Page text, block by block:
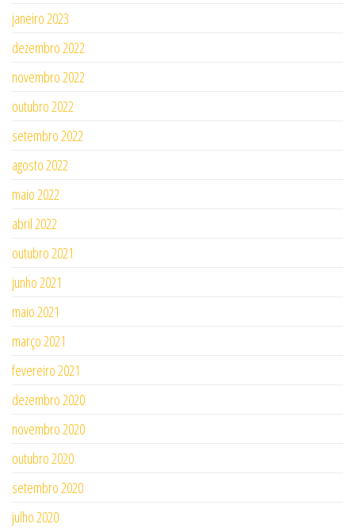
janeiro 2023
dezembro 2022
novembro 2022
outubro 2022
setembro 2022
agosto 2022
maio 2022
abril 2022
outubro 2021
junho 2021
maio 2021
março 2021
fevereiro 2021
dezembro 2020
novembro 2020
outubro 2020
setembro 2020
julho 2020